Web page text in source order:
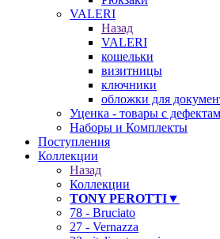
VALERI
Назад
VALERI
кошельки
визитницы
ключники
обложки для
Уценка - товары с
Наборы и Комплекты
Поступления
Коллекции
Назад
Коллекции
TONY PEROTTI▼
78 - Bruciato
27 - Vernazza